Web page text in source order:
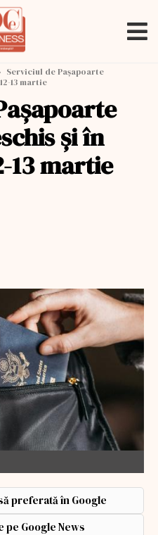
Serviciul de Pașapoarte
13 martie
şi în
13 martie
preferată în Google
Google News